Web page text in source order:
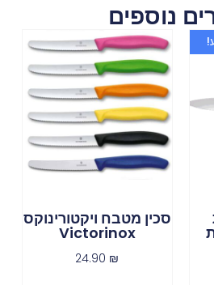
נוספים
סכין מטבח ויקטורינוקס
Victorinox
24.90 ₪